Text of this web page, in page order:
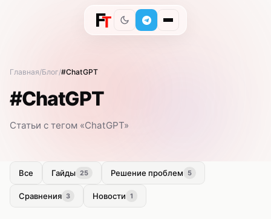
Главная Блог #ChatGPT
#ChatGPT
Статьи с тегом «ChatGPT»
Все Гайды 25 Решение проблем 5
Сравнения 3 Новости 1